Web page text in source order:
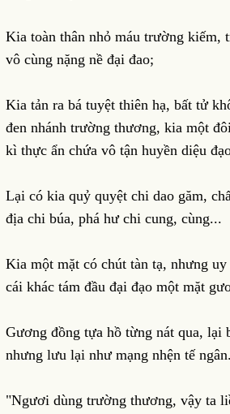
Kia toàn thân nhỏ máu trường kiếm,
vô cùng nặng nề đại đao;
Kia tản ra bá tuyệt thiên hạ, bất tử
đen nhánh trường thương, kia một
kì thực ẩn chứa vô tận huyền diệu
Lại có kia quỷ quyệt chi dao găm,
địa chi búa, phá hư chi cung, cùng...
Kia một mặt có chút tàn tạ, nhưng
cái khác tám đầu đại đạo một mặt
Gương đồng tựa hồ từng nát qua, lại
nhưng lưu lại như mạng nhện tế ngân.
"Ngươi dùng trường thương, vậy ta